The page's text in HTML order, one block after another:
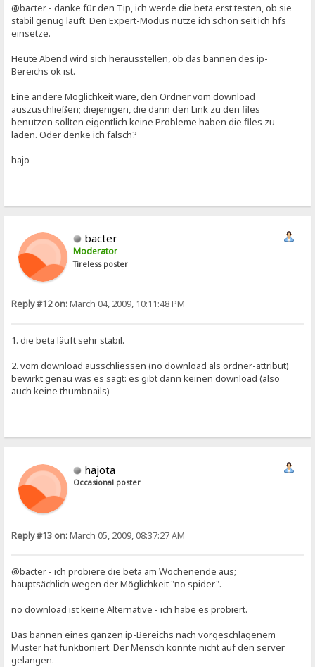
@bacter - danke für den Tip, ich werde die beta erst testen, ob sie
stabil genug läuft. Den Expert-Modus nutze ich schon seit ich hfs
einsetze.
Heute Abend wird sich herausstellen, ob das bannen des ip-
Bereichs ok ist.
Eine andere Möglichkeit wäre, den Ordner vom download
auszuschließen; diejenigen, die dann den Link zu den files
benutzen sollten eigentlich keine Probleme haben die files zu
laden. Oder denke ich falsch?
hajo
bacter
Moderator
Tireless poster
Reply #12 on:March 04, 2009, 10:11:48 PM
1. die beta läuft sehr stabil.
2. vom download ausschliessen (no download als ordner-attribut)
bewirkt genau was es sagt: es gibt dann keinen download (also
auch keine thumbnails)
hajota
Occasional poster
Reply #13 on:March 05, 2009, 08:37:27 AM
@bacter - ich probiere die beta am Wochenende aus;
hauptsächlich wegen der Möglichkeit "no spider".
no download ist keine Alternative - ich habe es probiert.
Das bannen eines ganzen ip-Bereichs nach vorgeschlagenem
Muster hat funktioniert. Der Mensch konnte nicht auf den server
gelangen.